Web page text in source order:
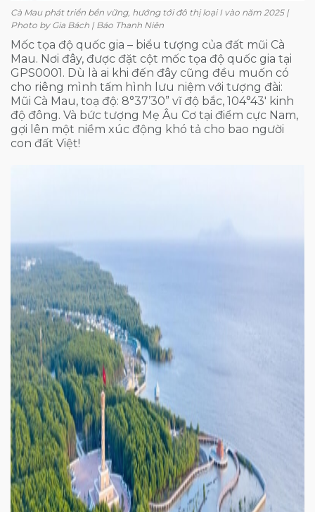
Cà Mau phát triển bền vững, hướng tới đô thị loại I vào năm 2025 |
Photo by Gia Bách | Báo Thanh Niên
Mốc tọa độ quốc gia – biểu tượng của đất mũi Cà
Mau. Nơi đây, được đặt cột mốc tọa độ quốc gia tại
GPS0001. Dù là ai khi đến đây cũng đều muốn có
cho riêng mình tấm hình lưu niệm với tượng đài:
Mũi Cà Mau, toạ độ: 8°37’30” vĩ độ bắc, 104°43′ kinh
độ đông. Và bức tượng Mẹ Âu Cơ tại điểm cực Nam,
gợi lên một niềm xúc động khó tả cho bao người
con đất Việt!